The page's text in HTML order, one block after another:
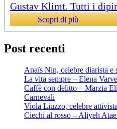
Gustav Klimt. Tutti i
Scopri di più
Post recenti
Anaïs Nin, celebre diarista e
La vita sempre – Elena
Caffè con delitto – Marzia
Carnevali
Viola Liuzzo, celebre
Ciechi al rosso – Aliyeh